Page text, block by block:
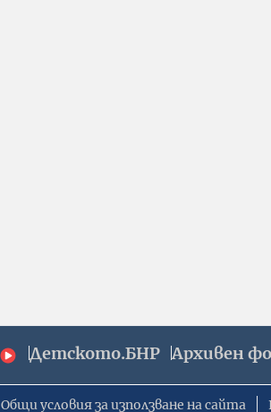
Детското.БНР Архивен
Общи условия за използване на сайта